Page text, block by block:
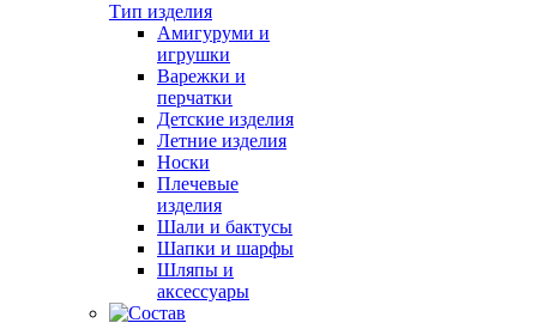
Тип изделия
Амигуруми и
игрушки
Варежки и
перчатки
Детские изделия
Летние изделия
Носки
Плечевые
изделия
Шали и бактусы
Шапки и шарфы
Шляпы и
аксессуары